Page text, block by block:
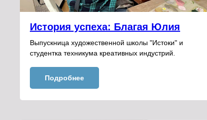
История успеха: Благая Юлия
Выпускница художественной школы "Истоки" и
студентка техникума креативных индустрий.
Подробнее